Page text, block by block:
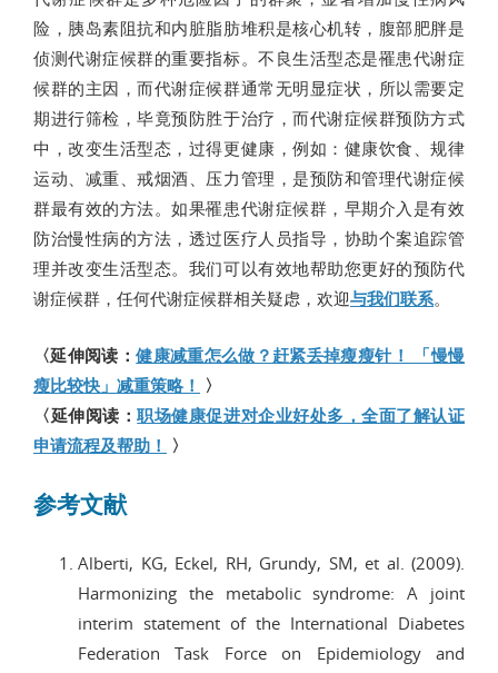
险，胰岛素阻抗和内脏脂肪堆积是核心机转，腹部肥胖是
侦测代谢症候群的重要指标。不良生活型态是罹患代谢症
候群的主因，而代谢症候群通常无明显症状，所以需要定
期进行筛检，毕竟预防胜于治疗，而代谢症候群预防方式
中，改变生活型态，过得更健康，例如：健康饮食、规律
运动、减重、戒烟酒、压力管理，是预防和管理代谢症候
群最有效的方法。如果罹患代谢症候群，早期介入是有效
防治慢性病的方法，透过医疗人员指导，协助个案追踪管
理并改变生活型态。我们可以有效地帮助您更好的预防代
谢症候群，任何代谢症候群相关疑虑，欢迎与我们联系。
〈延伸阅读：健康减重怎么做？赶紧丢掉瘦瘦针！ 「慢慢
瘦比较快」减重策略！ 〉
〈延伸阅读：职场健康促进对企业好处多，全面了解认证
申请流程及帮助！ 〉
参考文献
Alberti, KG, Eckel, RH, Grundy, SM, et al. (2009).
Harmonizing the metabolic syndrome: A joint
interim statement of the International Diabetes
Federation Task Force on Epidemiology and